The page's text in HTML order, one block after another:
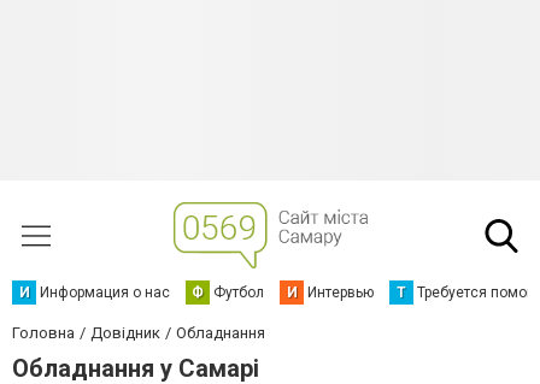
И Информация о нас Ф Футбол И Интервью Т Требуется
Головна Довідник Обладнання
Обладнання у Самарі